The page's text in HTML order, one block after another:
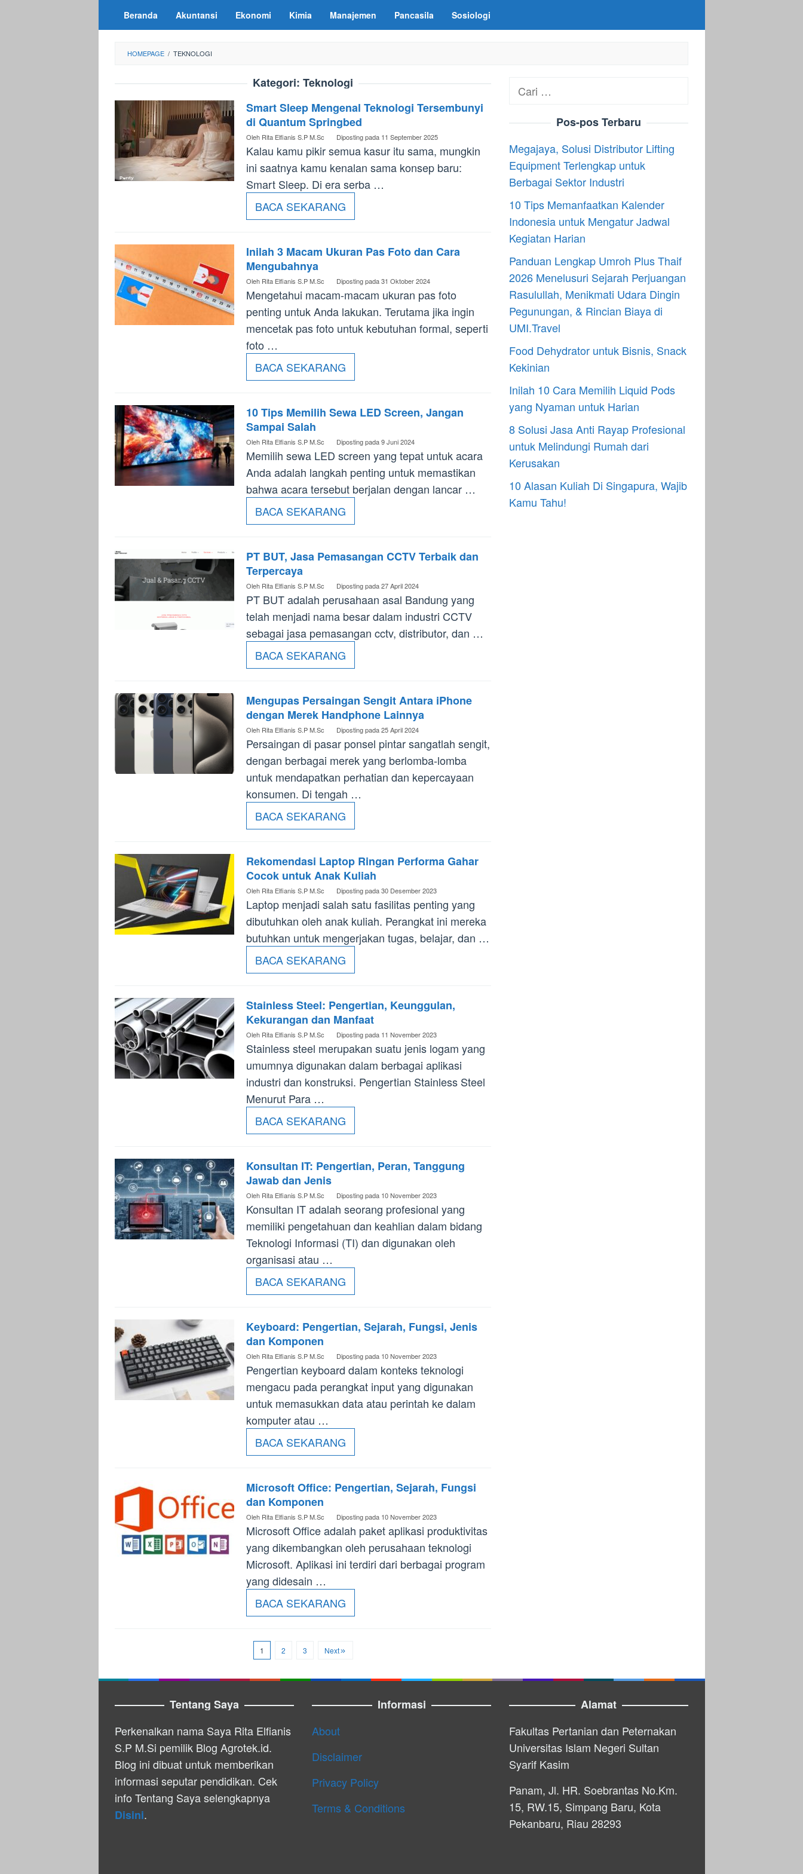
LoncatBeranda Akuntansi Ekonomi Kimia Manajemen Pancasila Sosiologi
HOMEPAGE / TEKNOLOGI
Kategori: Teknologi
Smart Sleep Mengenal Teknologi Tersembunyi
di Quantum Springbed
Oleh Rita Elfianis S.P M.Sc Diposting pada 11 September 2025
Kalau kamu pikir semua kasur itu sama, mungkin
ini saatnya kamu kenalan sama konsep baru:
Smart Sleep. Di era serba …
BACA SEKARANG
Inilah 3 Macam Ukuran Pas Foto dan Cara
Mengubahnya
Oleh Rita Elfianis S.P M.Sc Diposting pada31 Oktober 2024
Mengetahui macam-macam ukuran pas foto
penting untuk Anda lakukan. Terutama jika ingin
mencetak pas foto untuk kebutuhan formal, seperti
foto …
BACA SEKARANG
10 Tips Memilih Sewa LED Screen, Jangan
Sampai Salah
Oleh Rita Elfianis S.P M.Sc Diposting pada9 Juni 2024
Memilih sewa LED screen yang tepat untuk acara
Anda adalah langkah penting untuk memastikan
bahwa acara tersebut berjalan dengan lancar …
BACA SEKARANG
PT BUT, Jasa Pemasangan CCTV Terbaik dan
Terpercaya
Oleh Rita Elfianis S.P M.Sc Diposting pada27 April 2024
PT BUT adalah perusahaan asal Bandung yang
telah menjadi nama besar dalam industri CCTV
sebagai jasa pemasangan cctv, distributor, dan …
BACA SEKARANG
Mengupas Persaingan Sengit Antara iPhone
dengan Merek Handphone Lainnya
Oleh Rita Elfianis S.P M.Sc Diposting pada25 April 2024
Persaingan di pasar ponsel pintar sangatlah sengit,
dengan berbagai merek yang berlomba-lomba
untuk mendapatkan perhatian dan kepercayaan
konsumen. Di tengah …
BACA SEKARANG
Rekomendasi Laptop Ringan Performa Gahar
Cocok untuk Anak Kuliah
Oleh Rita Elfianis S.P M.Sc Diposting pada30 Desember 2023
Laptop menjadi salah satu fasilitas penting yang
dibutuhkan oleh anak kuliah. Perangkat ini mereka
butuhkan untuk mengerjakan tugas, belajar, dan …
BACA SEKARANG
Stainless Steel: Pengertian, Keunggulan,
Kekurangan dan Manfaat
Oleh Rita Elfianis S.P M.Sc Diposting pada 11 November 2023
Stainless steel merupakan suatu jenis logam yang
umumnya digunakan dalam berbagai aplikasi
industri dan konstruksi. Pengertian Stainless Steel
Menurut Para …
BACA SEKARANG
Konsultan IT: Pengertian, Peran, Tanggung
Jawab dan Jenis
Oleh Rita Elfianis S.P M.Sc Diposting pada 10 November 2023
Konsultan IT adalah seorang profesional yang
memiliki pengetahuan dan keahlian dalam bidang
Teknologi Informasi (TI) dan digunakan oleh
organisasi atau …
BACA SEKARANG
Keyboard: Pengertian, Sejarah, Fungsi, Jenis
dan Komponen
Oleh Rita Elfianis S.P M.Sc Diposting pada 10 November 2023
Pengertian keyboard dalam konteks teknologi
mengacu pada perangkat input yang digunakan
untuk memasukkan data atau perintah ke dalam
komputer atau …
BACA SEKARANG
Microsoft Office: Pengertian, Sejarah, Fungsi
dan Komponen
Oleh Rita Elfianis S.P M.Sc Diposting pada 10 November 2023
Microsoft Office adalah paket aplikasi produktivitas
yang dikembangkan oleh perusahaan teknologi
Microsoft. Aplikasi ini terdiri dari berbagai program
yang didesain …
BACA SEKARANG
1 2 3 Next
Cari
Pos-pos Terbaru
Megajaya, Solusi Distributor Lifting
Equipment Terlengkap untuk
Berbagai Sektor Industri
10 Tips Memanfaatkan Kalender
Indonesia untuk Mengatur Jadwal
Kegiatan Harian
Panduan Lengkap Umroh Plus Thaif
2026 Menelusuri Sejarah Perjuangan
Rasulullah, Menikmati Udara Dingin
Pegunungan, & Rincian Biaya di
UMI.Travel
Food Dehydrator untuk Bisnis, Snack
Kekinian
Inilah 10 Cara Memilih Liquid Pods
yang Nyaman untuk Harian
8 Solusi Jasa Anti Rayap Profesional
untuk Melindungi Rumah dari
Kerusakan
10 Alasan Kuliah Di Singapura, Wajib
Kamu Tahu!
Tentang Saya
Perkenalkan nama Saya Rita Elfianis
S.P M.Si pemilik Blog Agrotek.id.
Blog ini dibuat untuk memberikan
informasi seputar pendidikan. Cek
info Tentang Saya selengkapnya
Disini.
Informasi
About
Disclaimer
Privacy Policy
Terms & Conditions
Alamat
Fakultas Pertanian dan Peternakan
Universitas Islam Negeri Sultan
Syarif Kasim
Panam, Jl. HR. Soebrantas No.Km.
15, RW.15, Simpang Baru, Kota
Pekanbaru, Riau 28293